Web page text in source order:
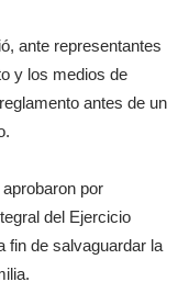
ante representantes
y los medios de
antes de un
por
del Ejercicio
fin de salvaguardar la